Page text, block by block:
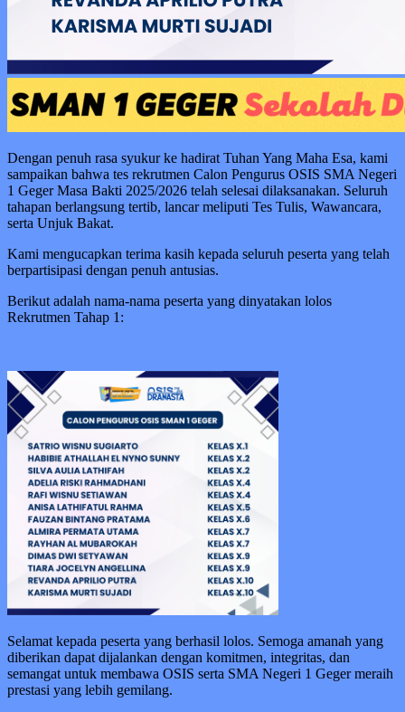
Dengan penuh rasa syukur ke hadirat Tuhan Yang Maha Esa, kami
sampaikan bahwa tes rekrutmen Calon Pengurus OSIS SMA Negeri
1 Geger Masa Bakti 2025/2026 telah selesai dilaksanakan. Seluruh
tahapan berlangsung tertib, lancar meliputi Tes Tulis, Wawancara,
serta Unjuk Bakat.
Kami mengucapkan terima kasih kepada seluruh peserta yang telah
berpartisipasi dengan penuh antusias.
Berikut adalah nama-nama peserta yang dinyatakan lolos
Rekrutmen Tahap 1:
Selamat kepada peserta yang berhasil lolos. Semoga amanah yang
diberikan dapat dijalankan dengan komitmen, integritas, dan
semangat untuk membawa OSIS serta SMA Negeri 1 Geger meraih
prestasi yang lebih gemilang.